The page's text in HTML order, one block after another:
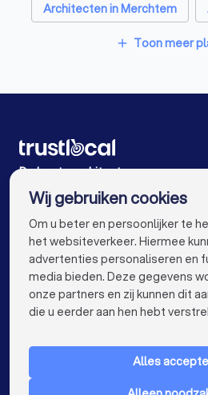
Architecten in Merchtem
Architecten in
Architecten in Mechelen
Architecten in Hasselt
Architecten in Genk
Architecten in Beveren
Architecten in Turnhout
Architecten in Heist-
Architecten in Brasschaat
add Toon meer
De beste architecten voor u
VOOR PARTICULIEREN
Wij gebruiken cookies
Om u beter en persoonlijker te
het websiteverkeer. Hiermee
advertenties personaliseren en
media bieden. Deze gegevens
onze partners en zij kunnen dit
die u eerder aan hen hebt
Alles